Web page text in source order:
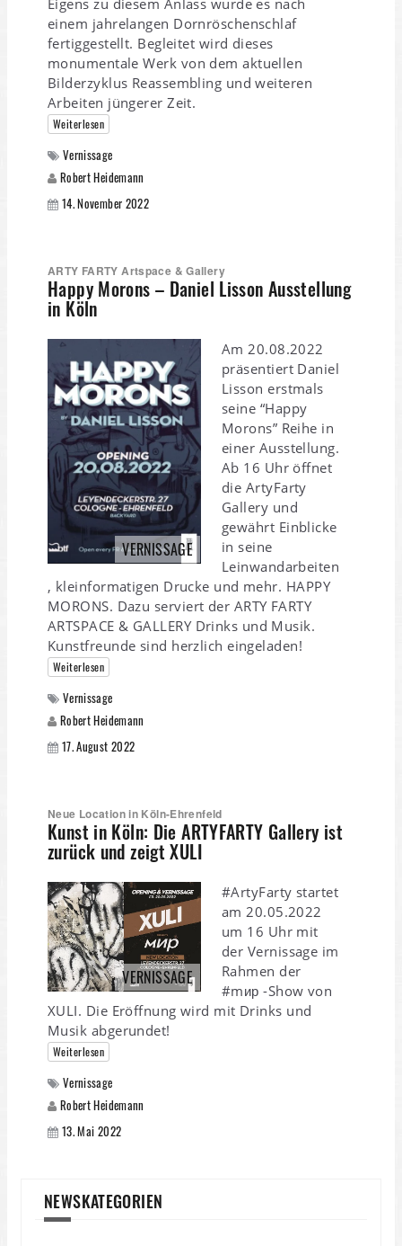
Eigens zu diesem Anlass wurde es nach
einem jahrelangen Dornröschenschlaf
fertiggestellt. Begleitet wird dieses
monumentale Werk von dem aktuellen
Bilderzyklus Reassembling und weiteren
Arbeiten jüngerer Zeit.
Weiterlesen
Vernissage
Robert Heidemann
14. November 2022
ARTY FARTY Artspace & Gallery
Happy Morons – Daniel Lisson Ausstellung
in Köln
VERNISSAGE
Am 20.08.2022
präsentiert Daniel
Lisson erstmals
seine “Happy
Morons” Reihe in
einer Ausstellung.
Ab 16 Uhr öffnet
die ArtyFarty
Gallery und
gewährt Einblicke
in seine
Leinwandarbeiten
, kleinformatigen Drucke und mehr. HAPPY
MORONS. Dazu serviert der ARTY FARTY
ARTSPACE & GALLERY Drinks und Musik.
Kunstfreunde sind herzlich eingeladen!
Weiterlesen
Vernissage
Robert Heidemann
17. August 2022
Neue Location in Köln-Ehrenfeld
Kunst in Köln: Die ARTYFARTY Gallery ist
zurück und zeigt XULI
VERNISSAGE
#ArtyFarty startet
am 20.05.2022
um 16 Uhr mit
der Vernissage im
Rahmen der
#mир -Show von
XULI. Die Eröffnung wird mit Drinks und
Musik abgerundet!
Weiterlesen
Vernissage
Robert Heidemann
13. Mai 2022
NEWSKATEGORIEN